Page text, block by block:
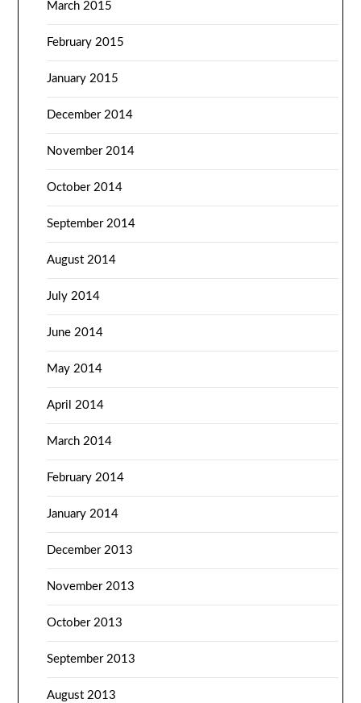
March 2015
February 2015
January 2015
December 2014
November 2014
October 2014
September 2014
August 2014
July 2014
June 2014
May 2014
April 2014
March 2014
February 2014
January 2014
December 2013
November 2013
October 2013
September 2013
August 2013